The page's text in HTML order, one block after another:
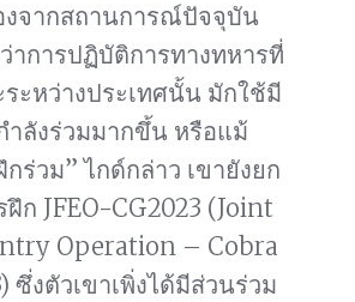
งจากสถานการณ์ปัจจุบัน
าการปฏิบัติการทางทหารที่
ะหว่างประเทศนั้น มักใช้มี
ำลังร่วมมากขึ้น หรือแม้
กร่วม” ไกด์กล่าว เขายังยก
ฝึก JFEO-CG2023 (Joint
Operation – Cobra
ซึ่งตัวเขาเพิ่งได้มีส่วนร่วม